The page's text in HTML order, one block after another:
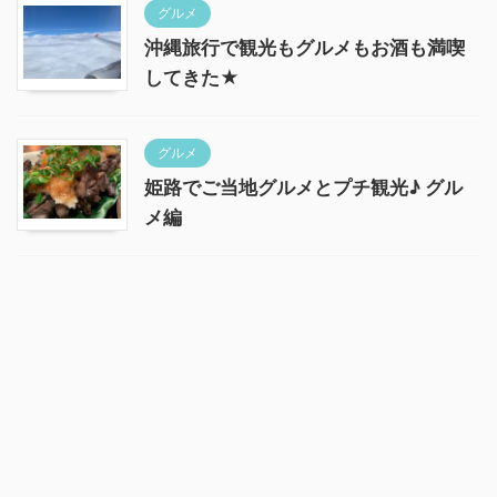
グルメ
沖縄旅行で観光もグルメもお酒も満喫
してきた★
グルメ
姫路でご当地グルメとプチ観光♪ グル
メ編